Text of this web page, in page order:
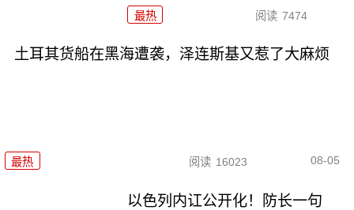
最热 阅读 7474
土耳其货船在黑海遭袭，泽连斯基又惹了大麻烦
最热 阅读 16023 08-05
以色列内讧公开化！防长一句